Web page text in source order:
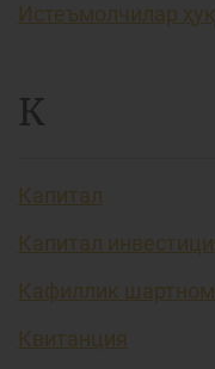
Истеъмолчилар
К
Капитал
Капитал
Кафиллик
Квитанция